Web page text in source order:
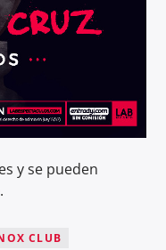
y se pueden
.
CLUB